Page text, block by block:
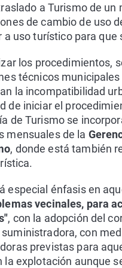
a Turismo de un
de cambio de uso
a uso turístico para que
los procedimientos,
técnicos
la incompatibilidad
de iniciar el
de Turismo se
mensuales de la
, donde está también
especial énfasis en
vecinales, para
, con la adopción del
con
previstas para
la explotación aunque